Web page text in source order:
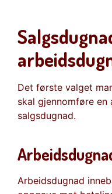
Det første valget
skal gjennomføre en
salgsdugnad.
Arbeidsdugnad